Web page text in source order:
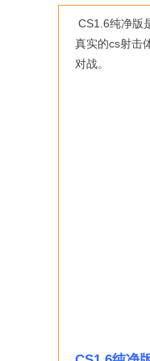
CS1.6纯净版
真实的cs射击
对战。